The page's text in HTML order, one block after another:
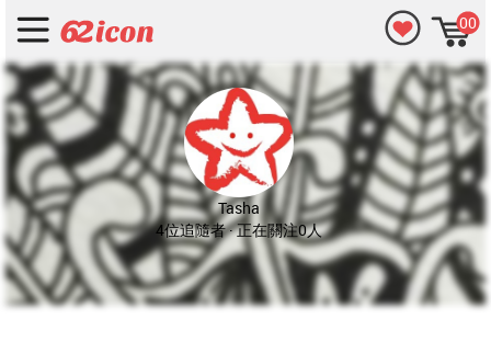
00
Tasha
4位追隨者 · 正在關注0人